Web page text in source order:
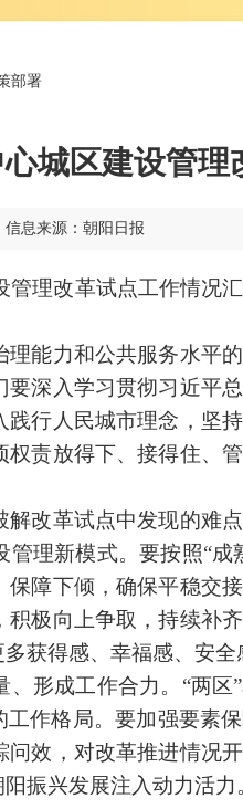
部署
城区建设管理
息来源：朝阳日报
理改革试点工作情况
能力和公共服务水平
深入学习贯彻习近平
行人民城市理念，坚
责放得下、接得住、
革试点中发现的难点
理新模式。要按照“成
障下倾，确保平稳交
极向上争取，持续补
获得感、幸福感、安全
成工作合力。“两区
作格局。要加强要素
效，对改革推进情况
振兴发展注入动力活力